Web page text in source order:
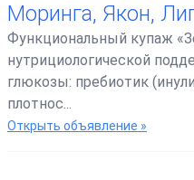
Моринга, Якон,
Функциональный купаж
нутрициологической
глюкозы: пребиотик
плотнос...
Открыть объявление »